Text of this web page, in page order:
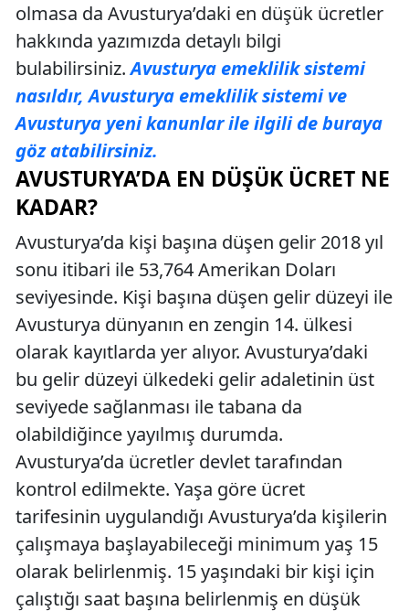
olmasa da Avusturya’daki en düşük ücretler
hakkında yazımızda detaylı bilgi
bulabilirsiniz.Avusturya emeklilik sistemi
nasıldır, Avusturya emeklilik sistemi ve
Avusturya yeni kanunlar ile ilgili de buraya
göz atabilirsiniz.
AVUSTURYA’DA EN DÜŞÜK ÜCRET NE
KADAR?
Avusturya’da kişi başına düşen gelir 2018 yıl
sonu itibari ile 53,764 Amerikan Doları
seviyesinde. Kişi başına düşen gelir düzeyi ile
Avusturya dünyanın en zengin 14. ülkesi
olarak kayıtlarda yer alıyor. Avusturya’daki
bu gelir düzeyi ülkedeki gelir adaletinin üst
seviyede sağlanması ile tabana da
olabildiğince yayılmış durumda.
Avusturya’da ücretler devlet tarafından
kontrol edilmekte. Yaşa göre ücret
tarifesinin uygulandığı Avusturya’da kişilerin
çalışmaya başlayabileceği minimum yaş 15
olarak belirlenmiş. 15 yaşındaki bir kişi için
çalıştığı saat başına belirlenmiş en düşük